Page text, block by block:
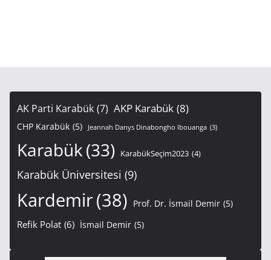
AK Parti Karabük (7) AKP Karabük (8)
CHP Karabük (5) Jeannah Danys Dinabongho Ibouanga (3)
Karabük(33) KarabükSeçim2023 (4)
Karabük Üniversitesi (9)
Kardemir(38) Prof. Dr. İsmail Demir (5)
Refik Polat (6) İsmail Demir (5)